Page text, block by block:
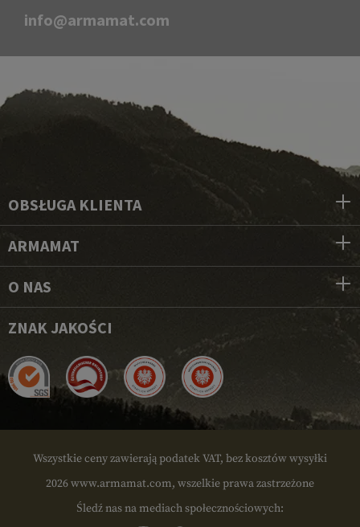
info@armamat.com
OBSŁUGA KLIENTA
ARMAMAT
O NAS
ZNAK JAKOŚCI
Wszystkie ceny zawierają podatek VAT, bez kosztów wysyłki
2026 www.armamat.com, wszelkie prawa zastrzeżone
Śledź nas na mediach społecznościowych: